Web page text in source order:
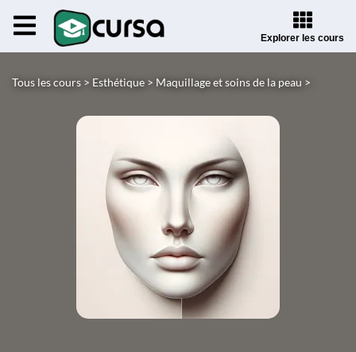
Explorer les cours
Tous les cours > Esthétique > Maquillage et soins de la peau >